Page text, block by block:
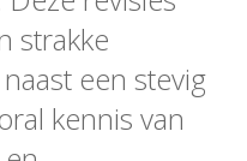
strakke
een stevig
kennis van